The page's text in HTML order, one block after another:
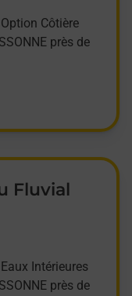
Côtière
près de
Fluvial
Intérieures
près de